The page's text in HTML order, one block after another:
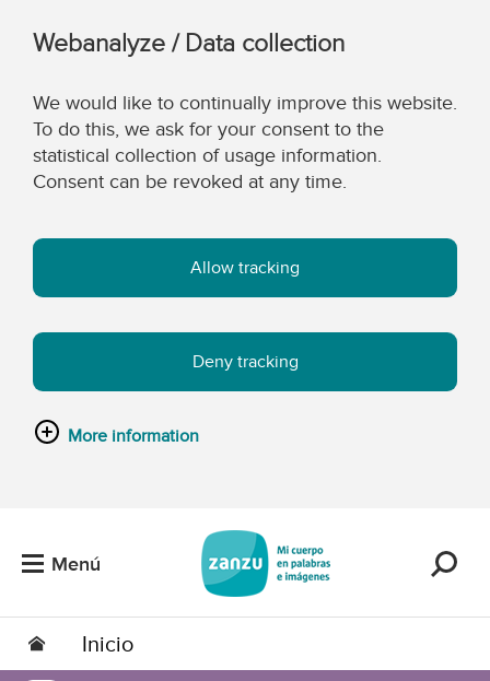
Webanalyze / Data collection
We would like to continually improve this website.
To do this, we ask for your consent to the
statistical collection of usage information.
Consent can be revoked at any time.
Allow tracking
Deny tracking
More information
Menú
Inicio